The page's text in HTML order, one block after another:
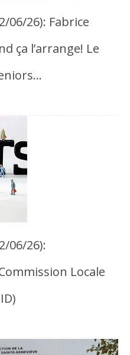
06/26): Fabrice
ça l’arrange! Le
06/26):
Locale